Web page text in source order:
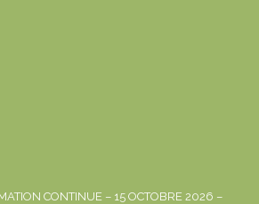
CONTINUE – 15 OCTOBRE 2026 –